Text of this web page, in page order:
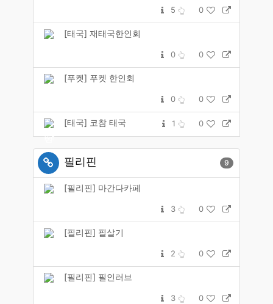
5 0
[태국] 재태국한인회
0 0
[푸켓] 푸켓 한인회
0 0
[태국] 코참 태국 1 0
필리핀 9
[필리핀] 마간다카페
3 0
[필리핀] 필살기
2 0
[필리핀] 필인러브
3 0